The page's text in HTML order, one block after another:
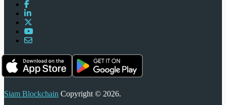
Siam Blockchain Copyright © 2026.